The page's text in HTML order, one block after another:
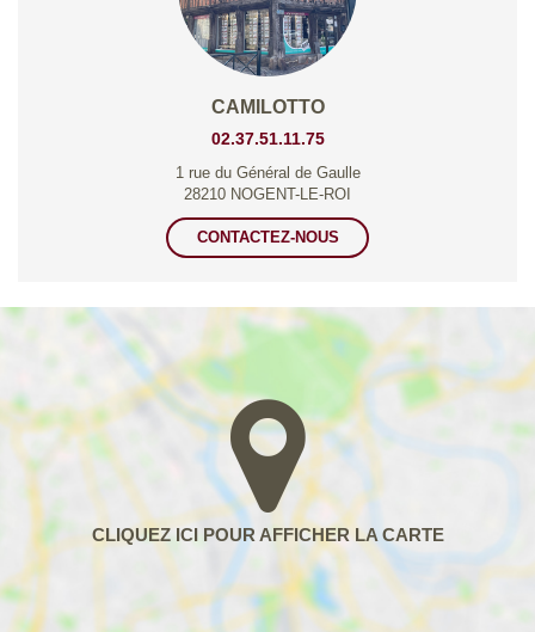
CAMILOTTO
02.37.51.11.75
1 rue du Général de Gaulle
28210 NOGENT-LE-ROI
CONTACTEZ-NOUS